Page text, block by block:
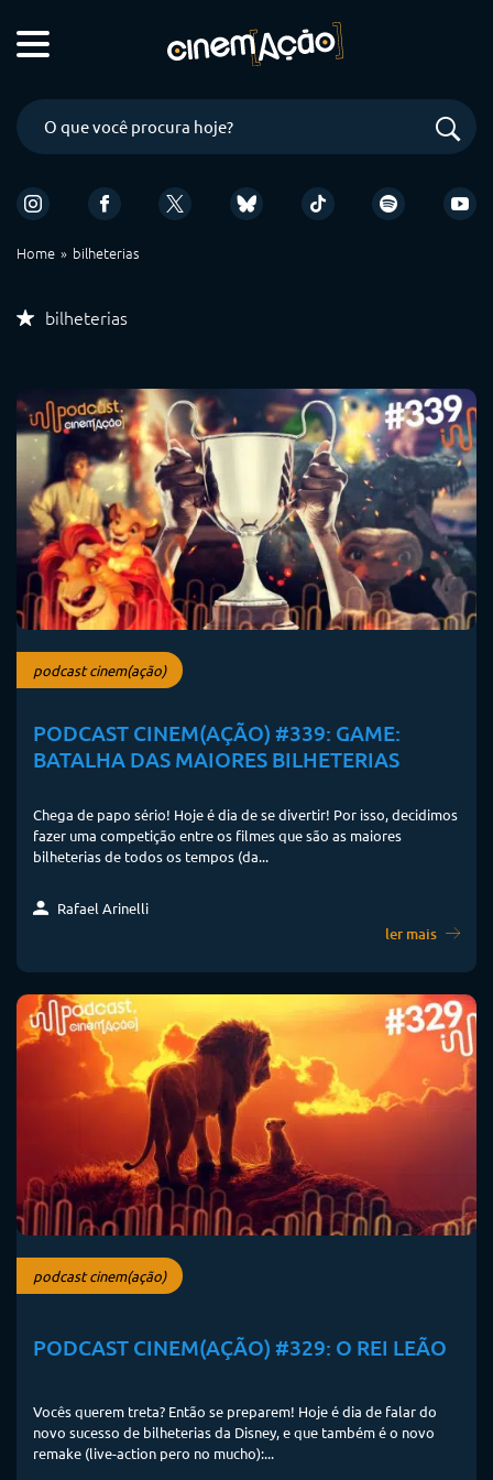
Home bilheterias
bilheterias
podcast cinem(ação)
PODCAST CINEM(AÇÃO) #339: GAME:
BATALHA DAS MAIORES BILHETERIAS
Chega de papo sério! Hoje é dia de se divertir! Por isso, decidimos
fazer uma competição entre os filmes que são as maiores
bilheterias de todos os tempos (da...
Rafael Arinelli
ler mais
podcast cinem(ação)
PODCAST CINEM(AÇÃO) #329: O REI LEÃO
Vocês querem treta? Então se preparem! Hoje é dia de falar do
novo sucesso de bilheterias da Disney, e que também é o novo
remake (live-action pero no mucho):...